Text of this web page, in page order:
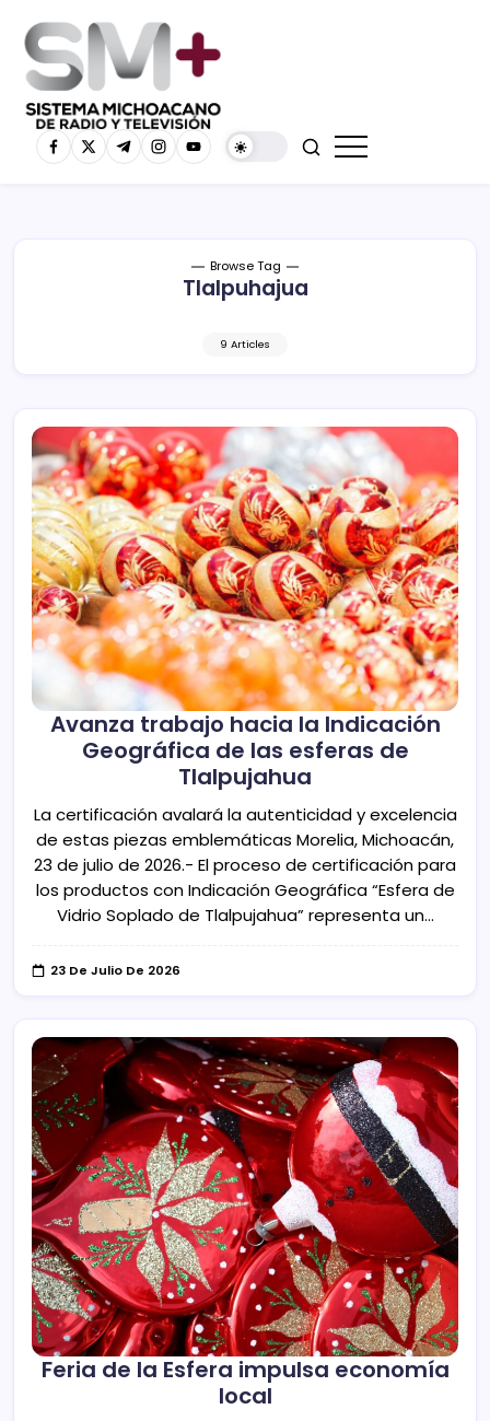
Browse Tag
Tlalpuhajua
9 Articles
Avanza trabajo hacia la Indicación
Geográfica de las esferas de
Tlalpujahua
La certificación avalará la autenticidad y excelencia
de estas piezas emblemáticas Morelia, Michoacán,
23 de julio de 2026.- El proceso de certificación para
los productos con Indicación Geográfica “Esfera de
Vidrio Soplado de Tlalpujahua” representa un…
23 De Julio De 2026
Feria de la Esfera impulsa economía
local